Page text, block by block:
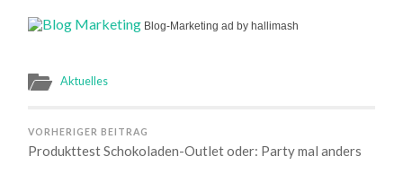
Blog-Marketing ad by hallimash
Aktuelles
VORHERIGER BEITRAG
Produkttest Schokoladen-Outlet oder: Party mal anders